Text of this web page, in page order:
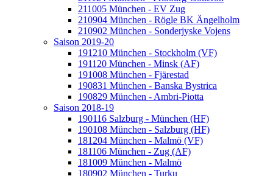
211005 München - EV Zug
210904 München - Rögle BK Ängelholm
210902 München - Sonderjyske Vojens
Saison 2019-20
191210 München - Stockholm (VF)
191120 München - Minsk (AF)
191008 München - Fjärestad
190831 München - Banska Bystrica
190829 München - Ambri-Piotta
Saison 2018-19
190116 Salzburg - München (HF)
190108 München - Salzburg (HF)
181204 München - Malmö (VF)
181106 München - Zug (AF)
181009 München - Malmö
180902 München - Turku